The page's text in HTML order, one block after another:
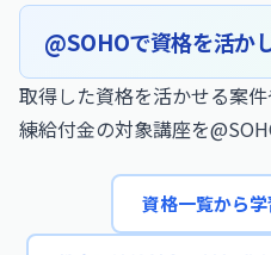
@SOHOで資格を活か
取得した資格を活かせる案
練給付金の対象講座を
資格一覧から